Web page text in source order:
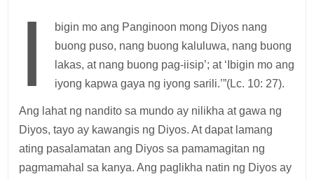
I
bigin mo ang Panginoon mong Diyos nang
buong puso, nang buong kaluluwa, nang buong
lakas, at nang buong pag-iisip’; at ‘Ibigin mo ang
iyong kapwa gaya ng iyong sarili.’”(Lc. 10: 27).
Ang lahat ng nandito sa mundo ay nilikha at gawa ng
Diyos, tayo ay kawangis ng Diyos. At dapat lamang
ating pasalamatan ang Diyos sa pamamagitan ng
pagmamahal sa kanya. Ang paglikha natin ng Diyos ay